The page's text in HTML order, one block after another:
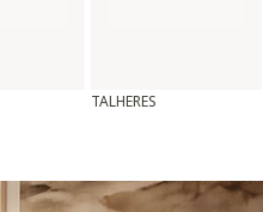
TALHERES